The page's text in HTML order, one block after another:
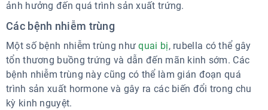
ảnh hưởng đến quá trình sản xuất trứng.
Các bệnh nhiễm trùng
Một số bệnh nhiễm trùng nhưquai bị, rubella có thể gây
tổn thương buồng trứng và dẫn đến mãn kinh sớm. Các
bệnh nhiễm trùng này cũng có thể làm gián đoạn quá
trình sản xuất hormone và gây ra các biến đổi trong chu
kỳ kinh nguyệt.